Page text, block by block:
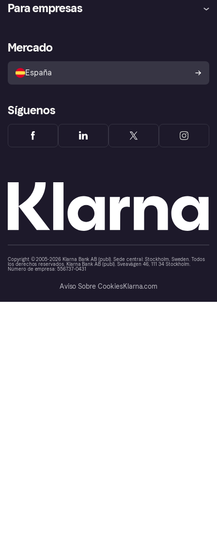
Inicio de sesión
Directorio de tiendas
Política de protección al
comprador de Klarna
Reclamaciones
Para empresas
Acceso empresas
Mercado
España
Síguenos
Copyright © 2005-2026 Klarna Bank AB (publ). Sede central: Stockholm, Sweden. Todos
los derechos reservados. Klarna Bank AB (publ). Sveavägen 46, 111 34 Stockholm.
Número de empresa: 556737-0431
Aviso Sobre CookiesKlarna.com